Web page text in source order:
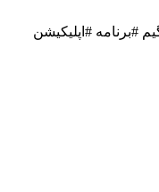
#برنامه #اپلیکیشن